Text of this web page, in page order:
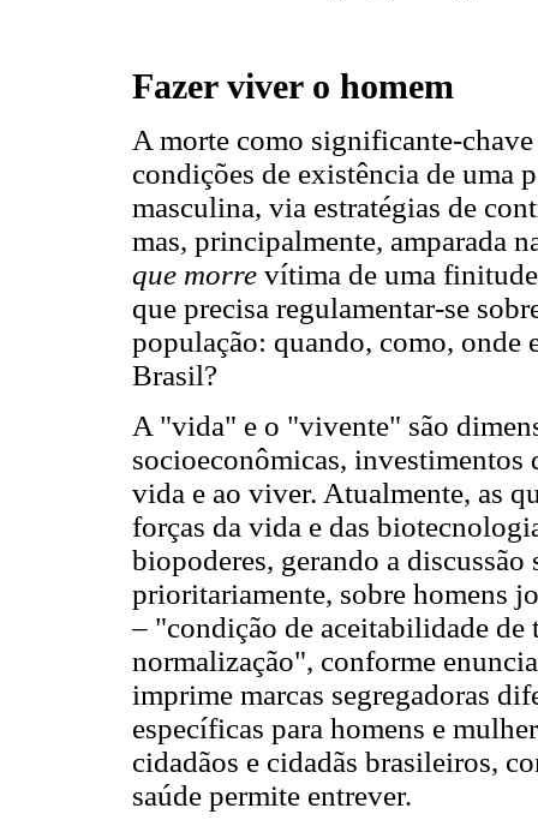
Fazer viver o homem
A morte como significante-
condições de existência de uma
masculina, via estratégias de
mas, principalmente, amparada
que morre vítima de uma
que precisa regulamentar-se
população: quando, como, onde
Brasil?
A "vida" e o "vivente" são
socioeconômicas,
vida e ao viver. Atualmente, as
forças da vida e das
biopoderes, gerando a
prioritariamente, sobre homens
– "condição de aceitabilidade de
normalização", conforme
imprime marcas segregadoras
específicas para homens e
cidadãos e cidadãs brasileiros,
saúde permite entrever.